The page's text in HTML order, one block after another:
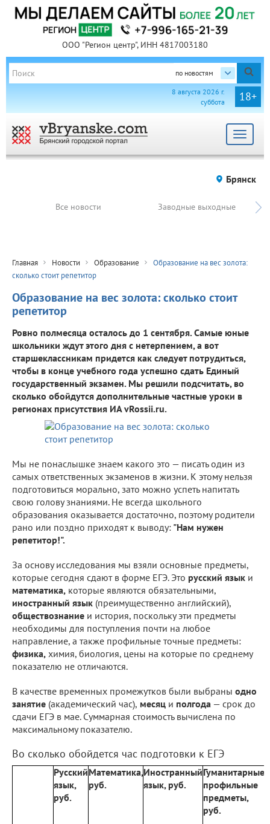
ООО "Регион центр", ИНН 4817003180
по новостям
18+
8 августа 2026 г.
суббота
Toggle
Брянск
Все новости Заводные выходные
Главная Новости Образование
Образование на вес золота:
сколько стоит репетитор
Образование на вес золота: сколько стоит
репетитор
Ровно полмесяца осталось до 1 сентября. Самые юные
школьники ждут этого дня с нетерпением, а вот
старшеклассникам придется как следует потрудиться,
чтобы в конце учебного года успешно сдать Единый
государственный экзамен. Мы решили подсчитать, во
сколько обойдутся дополнительные частные уроки в
регионах присутствия ИА vRossii.ru.
Мы не понаслышке знаем какого это — писать один из
самых ответственных экзаменов в жизни. К этому нельзя
подготовиться морально, зато можно успеть напитать
свою голову знаниями. Не всегда школьного
образования оказывается достаточно, поэтому родители
рано или поздно приходят к выводу: "Нам нужен
репетитор!".
За основу исследования мы взяли основные предметы,
которые сегодня сдают в форме ЕГЭ. Это русский язык и
математика, которые являются обязательными,
иностранный язык (преимущественно английский),
обществознание и история, поскольку эти предметы
необходимы для поступления почти на любое
направление, а также профильные точные предметы:
физика, химия, биология, цены на которые по среднему
показателю не отличаются.
В качестве временных промежутков были выбраны одно
занятие (академический час), месяц и полгода — срок до
сдачи ЕГЭ в мае. Суммарная стоимость вычислена по
максимальному показателю.
Во сколько обойдется час подготовки к ЕГЭ
Русский
язык,
руб.
Математика,
руб.
Иностранный
язык, руб.
Гуманитарные
профильные
предметы,
руб.